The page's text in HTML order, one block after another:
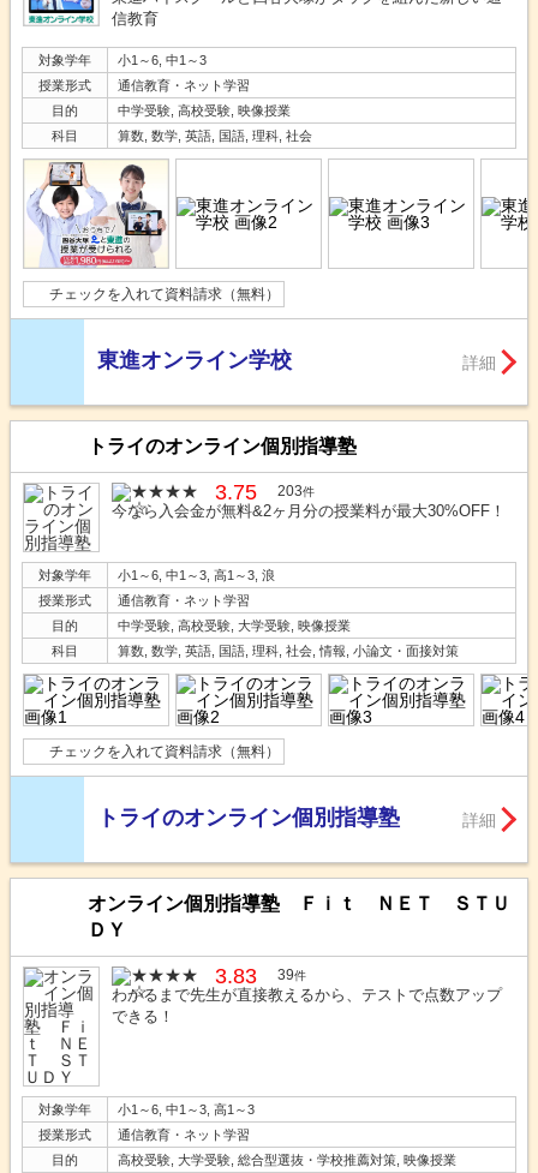
信教育
対象学年
小1～6, 中1～3
授業形式
通信教育・ネット学習
目的
中学受験, 高校受験, 映像授業
科目
算数, 数学, 英語, 国語, 理科, 社会
チェックを入れて資料請求（無料）
東進オンライン学校 詳細
トライのオンライン個別指導塾
3.75 203件
今なら入会金が無料&2ヶ月分の授業料が最大30%OFF！
対象学年
小1～6, 中1～3, 高1～3, 浪
授業形式
通信教育・ネット学習
目的
中学受験, 高校受験, 大学受験, 映像授業
科目
算数, 数学, 英語, 国語, 理科, 社会, 情報, 小論文・面接対策
チェックを入れて資料請求（無料）
トライのオンライン個別指導塾 詳細
オンライン個別指導塾 Ｆｉｔ ＮＥＴ ＳＴＵ
ＤＹ
3.83 39件
わかるまで先生が直接教えるから、テストで点数アップ
できる！
対象学年
小1～6, 中1～3, 高1～3
授業形式
通信教育・ネット学習
目的
高校受験, 大学受験, 総合型選抜・学校推薦対策, 映像授業